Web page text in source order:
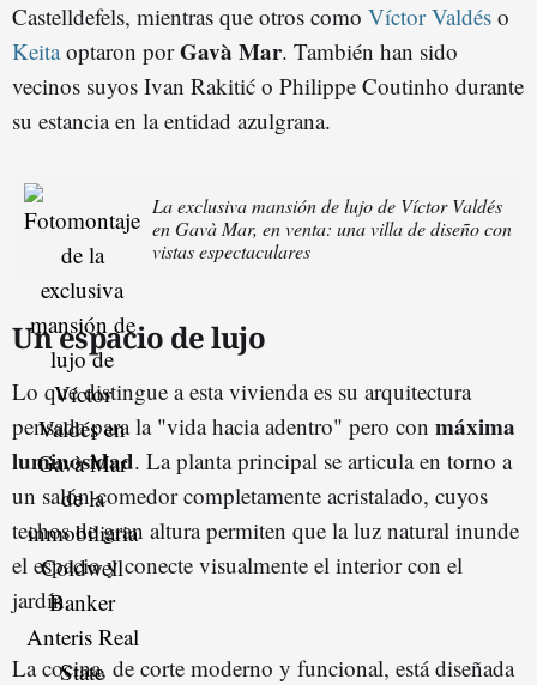
Castelldefels, mientras que otros como Víctor Valdés o
Keitaoptaron porGavà Mar. También han sido
vecinos suyos Ivan Rakitić o Philippe Coutinho durante
su estancia en la entidad azulgrana.
La exclusiva mansión de lujo de Víctor Valdés
en Gavà Mar, en venta: una villa de diseño con
vistas espectaculares
Un espacio de lujo
Lo que distingue a esta vivienda es su arquitectura
pensada para la "vida hacia adentro" pero con máxima
luminosidad. La planta principal se articula en torno a
un salón-comedor completamente acristalado, cuyos
techos de gran altura permiten que la luz natural inunde
el espacio y conecte visualmente el interior con el
jardín.
La cocina, de corte moderno y funcional, está diseñada